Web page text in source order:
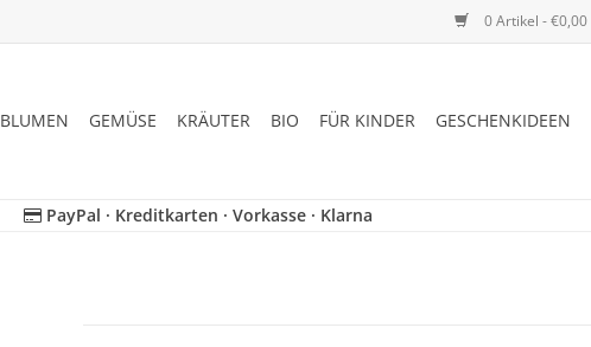
0 Artikel - €0,00
BLUMEN GEMÜSE KRÄUTER BIO FÜR KINDER GESCHENKIDEEN
PayPal · Kreditkarten · Vorkasse · Klarna